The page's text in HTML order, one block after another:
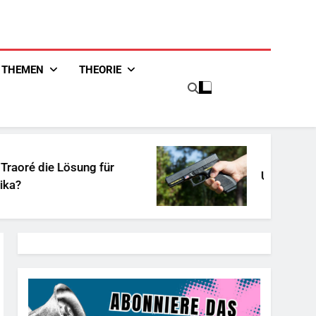
THEMEN THEORIE
für
Unschuldiges